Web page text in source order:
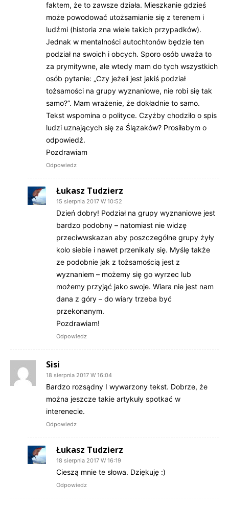
faktem, że to zawsze działa. Mieszkanie gdzieś
może powodować utożsamianie się z terenem i
ludźmi (historia zna wiele takich przypadków).
Jednak w mentalności autochtonów będzie ten
podział na swoich i obcych. Sporo osób uważa to
za prymitywne, ale wtedy mam do tych wszystkich
osób pytanie: „Czy jeżeli jest jakiś podział
tożsamości na grupy wyznaniowe, nie robi się tak
samo?”. Mam wrażenie, że dokładnie to samo.
Tekst wspomina o polityce. Czyżby chodziło o spis
ludzi uznających się za Ślązaków? Prosiłabym o
odpowiedź.
Pozdrawiam
Odpowiedz
Łukasz Tudzierz
15 sierpnia 2017 W 10:52
Dzień dobry! Podział na grupy wyznaniowe jest
bardzo podobny – natomiast nie widzę
przeciwwskazan aby poszczególne grupy żyły
kolo siebie i nawet przenikaly się. Myślę także
ze podobnie jak z tożsamością jest z
wyznaniem – możemy się go wyrzec lub
możemy przyjąć jako swoje. Wiara nie jest nam
dana z góry – do wiary trzeba być
przekonanym.
Pozdrawiam!
Odpowiedz
Sisi
18 sierpnia 2017 W 16:04
Bardzo rozsądny I wywarzony tekst. Dobrze, że
można jeszcze takie artykuły spotkać w
interenecie.
Odpowiedz
Łukasz Tudzierz
18 sierpnia 2017 W 16:19
Cieszą mnie te słowa. Dziękuję :)
Odpowiedz